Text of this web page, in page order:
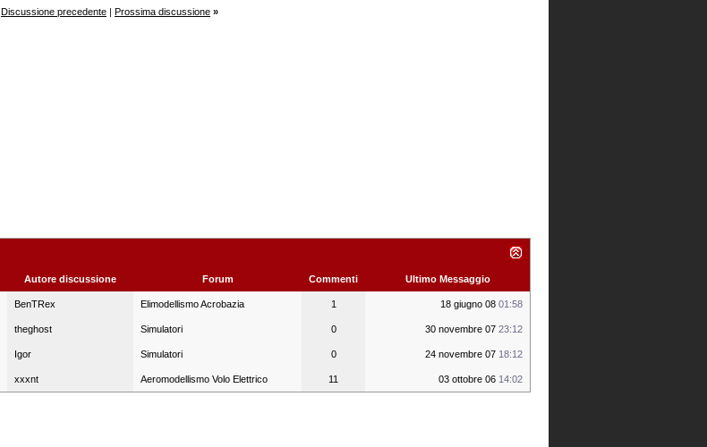
Discussione precedente | Prossima discussione »
Autore discussione Forum Commenti Ultimo Messaggio
BenTRex Elimodellismo Acrobazia 1 18 giugno 08 01:58
theghost Simulatori 0 30 novembre 07 23:12
Igor Simulatori 0 24 novembre 07 18:12
xxxnt Aeromodellismo Volo Elettrico 11 03 ottobre 06 14:02